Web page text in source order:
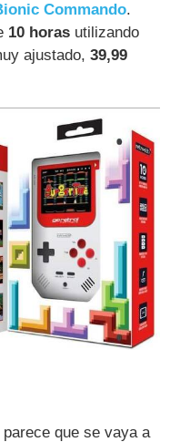
Commando.
10 horas utilizando
ajustado,39,99
que se vaya a